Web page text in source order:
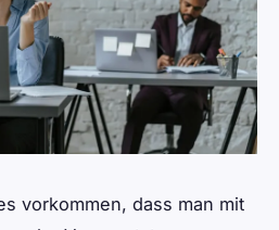
vorkommen, dass man mit